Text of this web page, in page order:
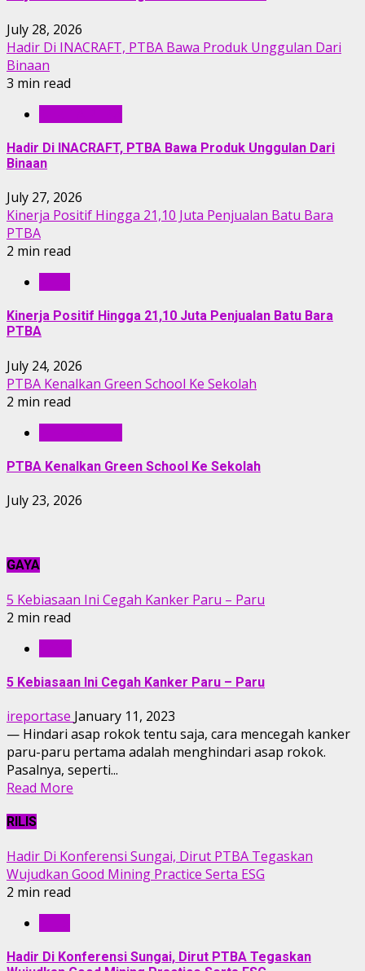
July 28, 2026
Hadir Di INACRAFT, PTBA Bawa Produk Unggulan Dari
Binaan
3 min read
Hadir Di INACRAFT, PTBA Bawa Produk Unggulan Dari
Binaan
July 27, 2026
Kinerja Positif Hingga 21,10 Juta Penjualan Batu Bara
PTBA
2 min read
Kinerja Positif Hingga 21,10 Juta Penjualan Batu Bara
PTBA
July 24, 2026
PTBA Kenalkan Green School Ke Sekolah
2 min read
PTBA Kenalkan Green School Ke Sekolah
July 23, 2026
GAYA
5 Kebiasaan Ini Cegah Kanker Paru – Paru
2 min read
5 Kebiasaan Ini Cegah Kanker Paru – Paru
ireportase January 11, 2023
— Hindari asap rokok tentu saja, cara mencegah kanker
paru-paru pertama adalah menghindari asap rokok.
Pasalnya, seperti...
Read More
RILIS
Hadir Di Konferensi Sungai, Dirut PTBA Tegaskan
Wujudkan Good Mining Practice Serta ESG
2 min read
Hadir Di Konferensi Sungai, Dirut PTBA Tegaskan